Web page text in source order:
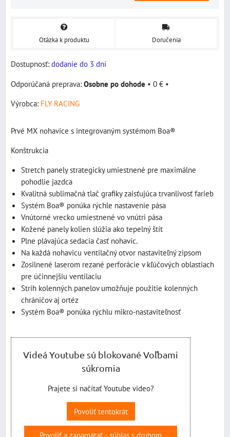
Otázka k produktu Doručenia
Dostupnosť: dodanie do 3 dní
Osobne po dohode • 0 € •
Výrobca: FLY RACING
Prvé MX nohavice s integrovaným systémom Boa®
Konštrukcia
Stretch panely strategicky umiestnené pre maximálne
pohodlie jazdca
Kvalitná sublimačná tlač grafiky zaisťujúca trvanlivosť farieb
Systém Boa® ponúka rýchle nastavenie pása
Vnútorné vrecko umiestnené vo vnútri pása
Kožené panely kolien slúžia ako tepelný štít
Plne plávajúca sedacia časť nohavíc.
Na každá nohavicu ventilačný otvor nastaviteľný zipsom
Zosilnené laserom rezané perforácie v kľúčových oblastiach
pre účinnejšiu ventilaciu
Strih kolenných panelov umožňuje použitie kolenných
chráničov aj ortéz
Systém Boa® ponúka rýchlu mikro-nastaviteľnosť
Videá Youtube sú blokované Voľbami
súkromia
Prajete si načítať Youtube video?
Povoliť tentokrát
Povoliť a zapamätať - súhlas s druhom